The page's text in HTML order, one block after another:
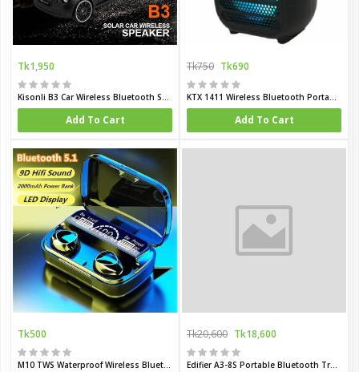
Tk1,950
Kisonli B3 Car Wireless Bluetooth Speaker with Solar Charging
Add To Cart
Tk750 Tk690
KTX 1411 Wireless Bluetooth Portable Speaker 4 Inch
Add To Cart
Tk500
M10 TWS Waterproof Wireless Bluetooth Earbuds
Tk20,600 Tk18,600
Edifier A3-8S Portable Bluetooth Trolley Speaker